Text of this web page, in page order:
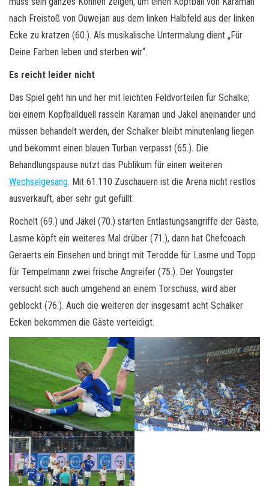
nach Freistoß von Ouwejan aus dem linken Halbfeld aus der linken
Ecke zu kratzen (60.). Als musikalische Untermalung dient „Für
Deine Farben leben und sterben wir“.
Es reicht leider nicht
Das Spiel geht hin und her mit leichten Feldvorteilen für Schalke;
bei einem Kopfballduell rasseln Karaman und Jäkel aneinander und
müssen behandelt werden, der Schalker bleibt minutenlang liegen
und bekommt einen blauen Turban verpasst (65.). Die
Behandlungspause nutzt das Publikum für einen weiteren
Wechselgesang. Mit 61.110 Zuschauern ist die Arena nicht restlos
ausverkauft, aber sehr gut gefüllt.
Rochelt (69.) und Jäkel (70.) starten Entlastungsangriffe der Gäste,
Lasme köpft ein weiteres Mal drüber (71.), dann hat Chefcoach
Geraerts ein Einsehen und bringt mit Terodde für Lasme und Topp
für Tempelmann zwei frische Angreifer (75.). Der Youngster
versucht sich auch umgehend an einem Torschuss, wird aber
geblockt (76.). Auch die weiteren der insgesamt acht Schalker
Ecken bekommen die Gäste verteidigt.